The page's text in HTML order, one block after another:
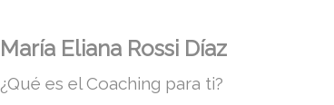
María Eliana Rossi Díaz
¿Qué es el Coaching para ti?